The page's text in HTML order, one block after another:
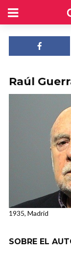
Raúl
1935, Madrid
SOBRE EL